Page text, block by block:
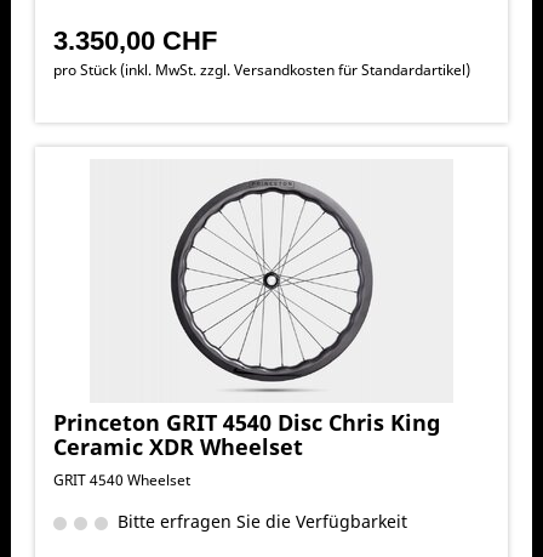
3.350,00 CHF
pro Stück (inkl. MwSt. zzgl.Versandkosten für Standardartikel)
Princeton GRIT 4540 Disc Chris King
Ceramic XDR Wheelset
GRIT 4540 Wheelset
Bitte erfragen Sie die Verfügbarkeit